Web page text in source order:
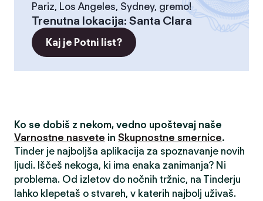
Pariz, Los Angeles, Sydney, gremo!
Trenutna lokacija: Santa Clara
Kaj je Potni list?
Ko se dobiš z nekom, vedno upoštevaj naše
Varnostne nasvete in Skupnostne smernice.
Tinder je najboljša aplikacija za spoznavanje novih
ljudi. Iščeš nekoga, ki ima enaka zanimanja? Ni
problema. Od izletov do nočnih tržnic, na Tinderju
lahko klepetaš o stvareh, v katerih najbolj uživaš.